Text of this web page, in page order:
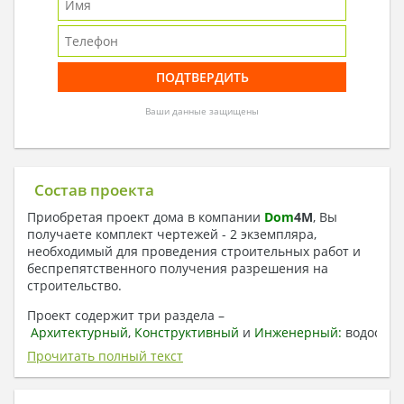
Ваши данные защищены
Состав проекта
Приобретая проект дома в компании Dom4M, Вы
получаете комплект чертежей - 2 экземпляра,
необходимый для проведения строительных работ и
беспрепятственного получения разрешения на
строительство.
Проект содержит три раздела –
Архитектурный, Конструктивный и Инженерный:
отопление, вентиляция, канализация,
электроснабжение (приобретается за дополнительную
плату) + Пояснительная записка.
Прочитать полный текст